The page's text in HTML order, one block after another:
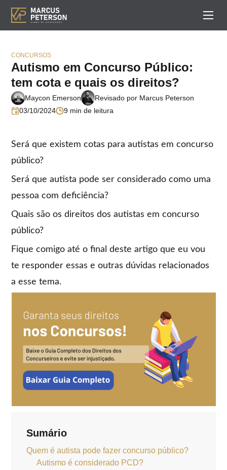
CONCURSOS
Autismo em Concurso Público:
tem cota e quais os direitos?
Maycon Emerson
Revisado por Marcus Peterson
03/10/2024
9 min de leitura
Será que existem cotas para autistas em concurso
público?
Será que autista pode ser considerado como uma
pessoa com deficiência?
Quais são os direitos dos autistas em concurso
público?
Fique comigo até o final deste artigo que eu vou
te responder essas e outras dúvidas relacionados
a esse tema.
Sumário
Quem é autista pode fazer concurso público?
Autismo é considerado PCD?